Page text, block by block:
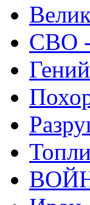
СВО -